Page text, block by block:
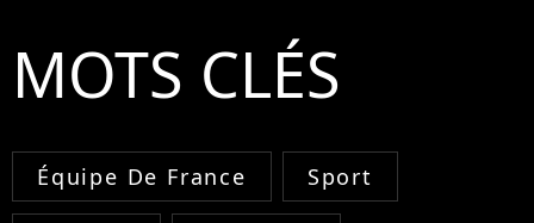
MOTS CLÉS
Équipe De France Sport